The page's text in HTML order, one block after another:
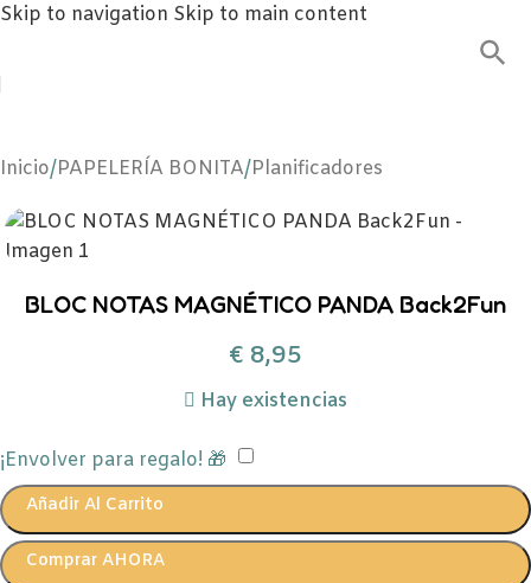
Skip to navigation Skip to main content
Inicio/PAPELERÍA BONITA/Planificadores
BLOC NOTAS MAGNÉTICO PANDA Back2Fun
€ 8,95
Hay existencias
¡Envolver para regalo! 🎁
Añadir Al Carrito
Comprar AHORA